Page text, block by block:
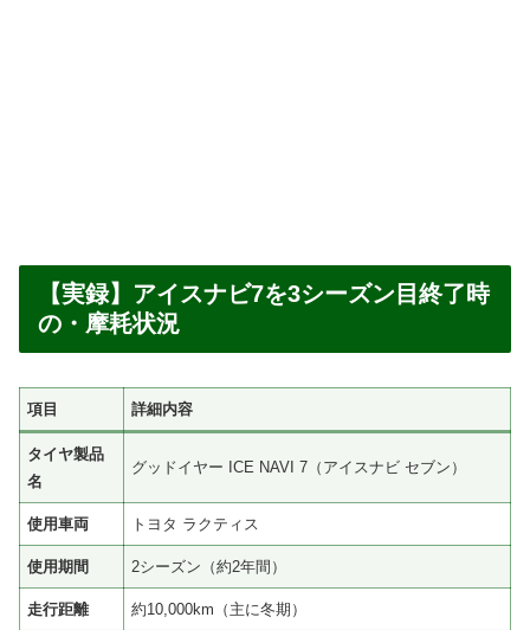
【実録】アイスナビ7を3シーズン目終了時
の・摩耗状況
項目 詳細内容
タイヤ製品
名
グッドイヤー ICE NAVI 7（アイスナビ セブン）
使用車両 トヨタ ラクティス
使用期間 2シーズン（約2年間）
走行距離 約10,000km（主に冬期）